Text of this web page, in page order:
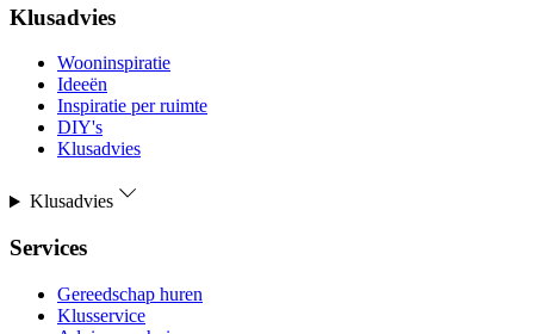
Klusadvies
Wooninspiratie
Ideeën
Inspiratie per ruimte
DIY's
Klusadvies
Klusadvies
Services
Gereedschap huren
Klusservice